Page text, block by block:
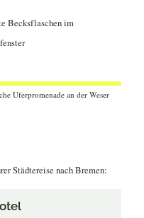
Uferpromenade an der Weser
Städtereise nach Bremen: